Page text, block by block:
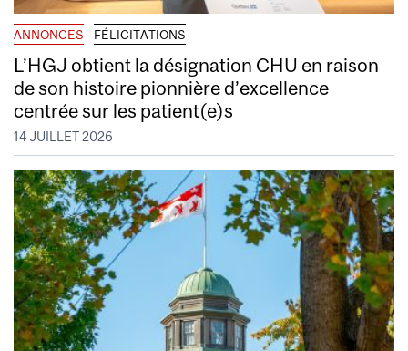
ANNONCES FÉLICITATIONS
L’HGJ obtient la désignation CHU en raison
de son histoire pionnière d’excellence
centrée sur les patient(e)s
14 JUILLET 2026